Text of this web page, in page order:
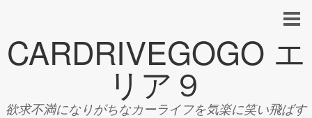
CARDRIVEGOGO エ
リア９
欲求不満になりがちなカーライフを気楽に笑い飛ばす